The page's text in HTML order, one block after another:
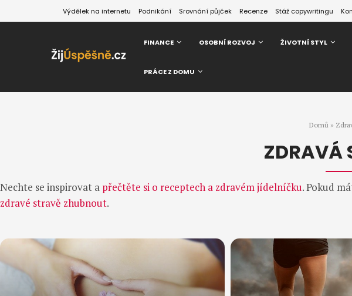
Výdělek na internetu Podnikání Srovnání půjček Recenze Stáž copywritingu
FINANCE OSOBNÍ ROZVOJ ŽIVOTNÍ STYL
PRÁCE Z DOMU
Domů»
ZDRAVÁ
Nechte se inspirovat a přečtěte si o receptech a zdravém jídelníčku. Pokud
zdravé stravě zhubnout.